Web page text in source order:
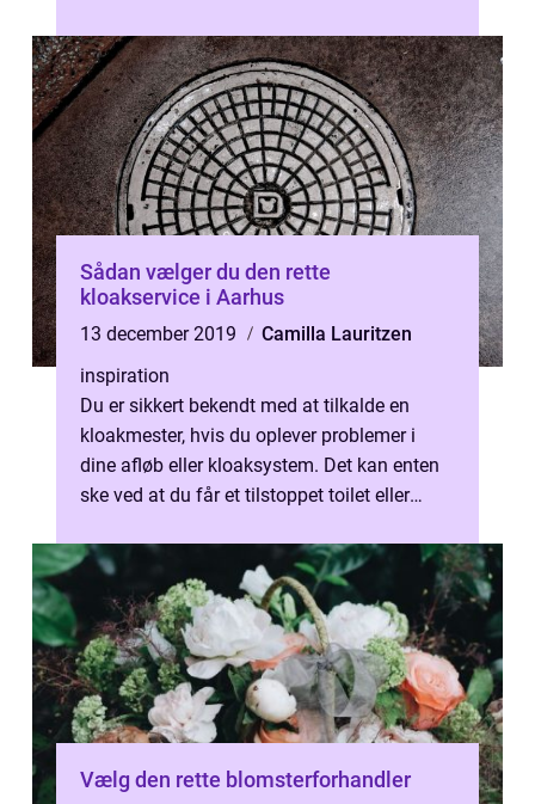
Sådan vælger du den rette
kloakservice i Aarhus
13 december 2019
Camilla Lauritzen
inspiration
Du er sikkert bekendt med at tilkalde en
kloakmester, hvis du oplever problemer i
dine afløb eller kloaksystem. Det kan enten
ske ved at du får et tilstoppet toilet eller
Vælg den rette blomsterforhandler